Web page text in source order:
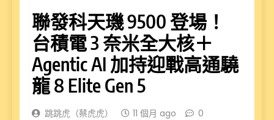
聯發科天璣 9500 登場！
台積電 3 奈米全大核＋
Agentic AI 加持迎戰高通驍
龍 8 Elite Gen 5
跳跳虎（蔡虎虎） 11 個月 ago 0